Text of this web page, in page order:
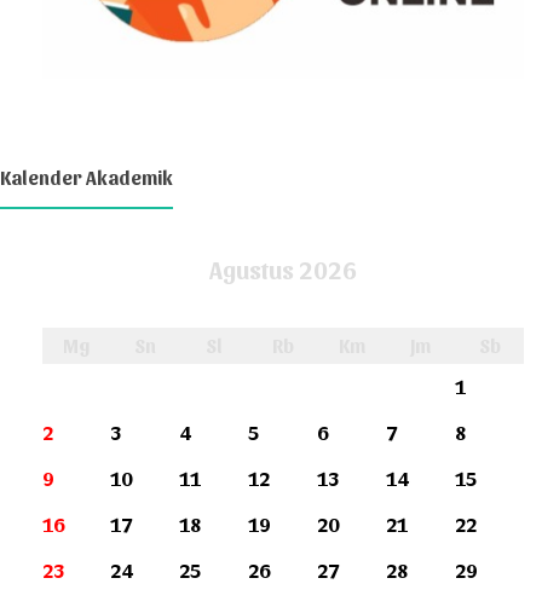
Kalender Akademik
Agustus 2026
1
2
3 4 5 6 7
8
9
10 11 12 13 14
15
16
17 18 19 20 21
22
23
24 25 26 27 28
29